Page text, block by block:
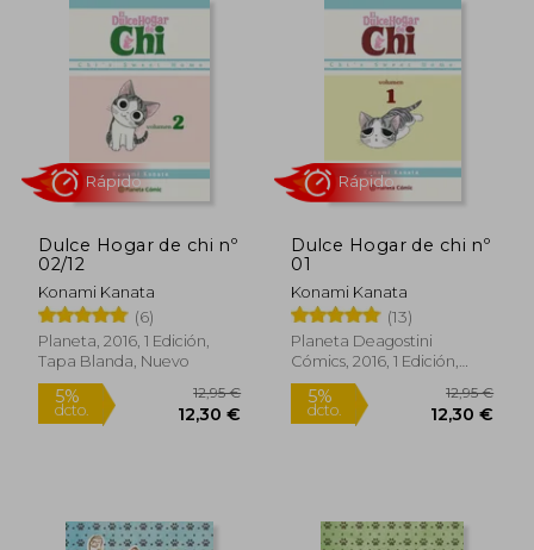
5% 10,50 € 5%
dcto.
Dulce Hogar de chi nº
02/12
Konami Kanata
(6)
Planeta, 2016, 1 Edición,
Tapa Blanda, Nuevo
Rápido
Dulce Hogar de chi nº
01
Konami Kanata
(13)
Planeta Deagostini
Cómics, 2016, 1 Edición,
Tapa Blanda, Nuevo
Rápido